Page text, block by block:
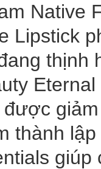
Native
Lipstick
thịnh
thành